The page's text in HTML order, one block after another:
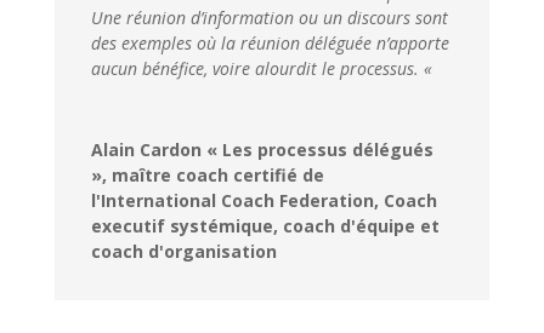
Une réunion d’information ou un discours sont
des exemples où la réunion déléguée n’apporte
aucun bénéfice, voire alourdit le processus. «
Alain Cardon « Les processus délégués
», maître coach certifié de
l'International Coach Federation, Coach
executif systémique, coach d'équipe et
coach d'organisation